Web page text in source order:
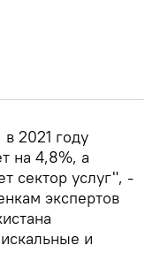
2021 году
на 4,8%, а
сектор услуг", -
экспертов
и